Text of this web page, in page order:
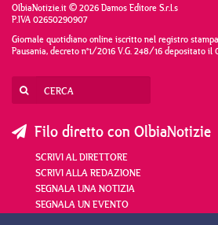
OlbiaNotizie.it © 2026 Damos Editore S.r.l.s
P.IVA 02650290907
Giornale quotidiano online iscritto nel registro
Pausania, decreto n°1/2016 V.G. 248/16 depositato il
Filo diretto con OlbiaNotizie
SCRIVI AL DIRETTORE
SCRIVI ALLA REDAZIONE
SEGNALA UNA NOTIZIA
SEGNALA UN EVENTO